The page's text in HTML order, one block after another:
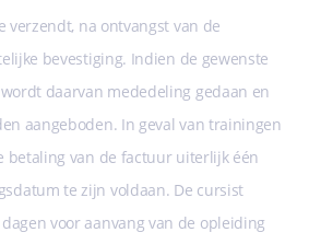
verzendt, na ontvangst van de
bevestiging. Indien de gewenste
daarvan mededeling gedaan en
aangeboden. In geval van trainingen
betaling van de factuur uiterlijk één
te zijn voldaan. De cursist
voor aanvang van de opleiding